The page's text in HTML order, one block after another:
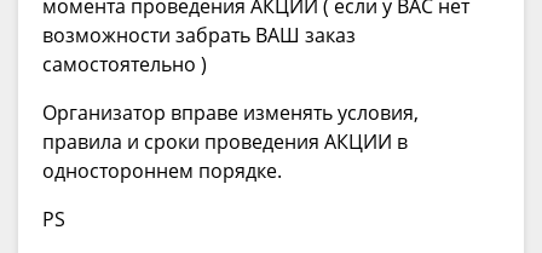
момента проведения АКЦИИ ( если у ВАС нет
возможности забрать ВАШ заказ
самостоятельно )
Организатор вправе изменять условия,
правила и сроки проведения АКЦИИ в
одностороннем порядке.
PS